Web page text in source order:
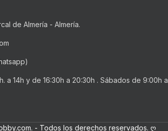
de Almería - Almería.
a 14h y de 16:30h a 20:30h . Sábados de 9:00h a
- Todos los derechos reservados. ღ